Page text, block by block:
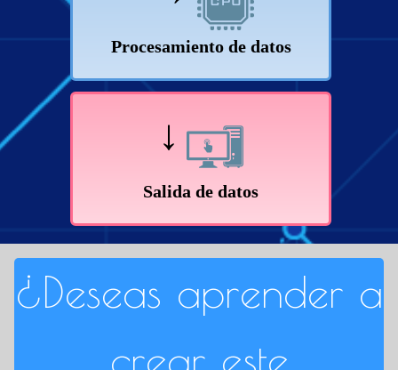
Procesamiento de datos
↓
Salida de datos
¿Deseas aprender a
crear este